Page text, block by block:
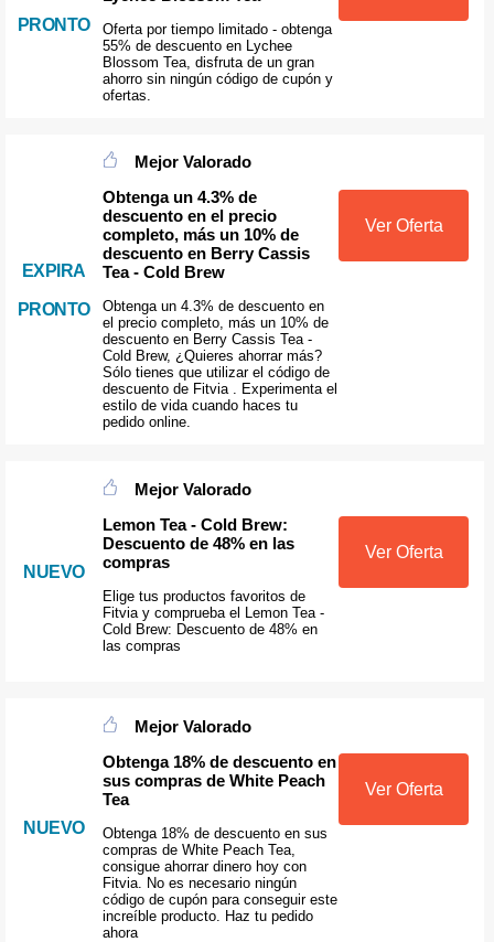
PRONTO
Oferta por tiempo limitado - obtenga
55% de descuento en Lychee
Blossom Tea, disfruta de un gran
ahorro sin ningún código de cupón y
ofertas.
EXPIRA
PRONTO
Mejor Valorado
Obtenga un 4.3% de
descuento en el precio
completo, más un 10% de
descuento en Berry Cassis
Tea - Cold Brew
Obtenga un 4.3% de descuento en
el precio completo, más un 10% de
descuento en Berry Cassis Tea -
Cold Brew, ¿Quieres ahorrar más?
Sólo tienes que utilizar el código de
descuento de Fitvia . Experimenta el
estilo de vida cuando haces tu
pedido online.
Ver Oferta
NUEVO
Mejor Valorado
Lemon Tea - Cold Brew:
Descuento de 48% en las
compras
Elige tus productos favoritos de
Fitvia y comprueba el Lemon Tea -
Cold Brew: Descuento de 48% en
las compras
Ver Oferta
NUEVO
Mejor Valorado
Obtenga 18% de descuento en
sus compras de White Peach
Tea
Obtenga 18% de descuento en sus
compras de White Peach Tea,
consigue ahorrar dinero hoy con
Fitvia. No es necesario ningún
código de cupón para conseguir este
increíble producto. Haz tu pedido
ahora
Ver Oferta